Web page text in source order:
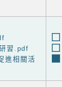
習.pdf
進相關活